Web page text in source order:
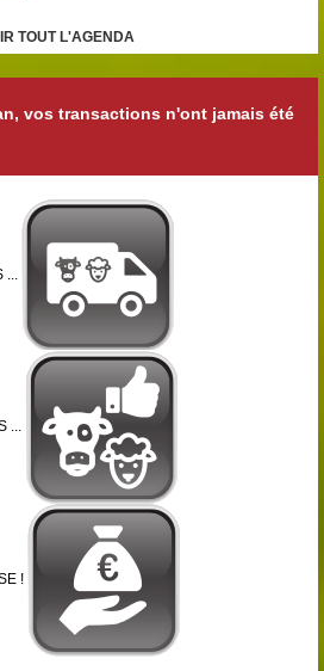
TOUT L'AGENDA
vos transactions n'ont jamais été
...
...
!